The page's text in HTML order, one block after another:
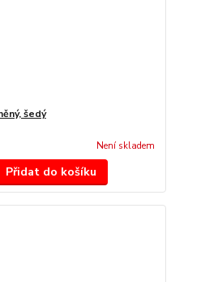
šedý
Není skladem
Přidat do košíku